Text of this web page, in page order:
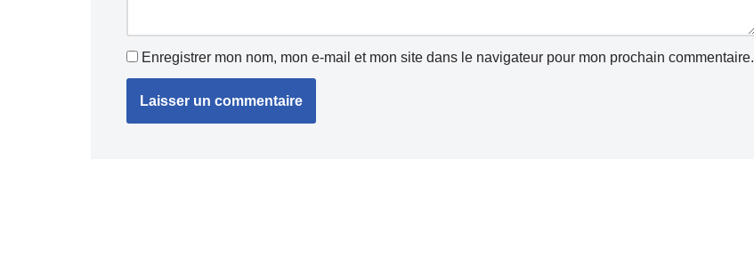
Enregistrer mon nom, mon e-mail et mon site dans le navigateur pour mon prochain commentaire.